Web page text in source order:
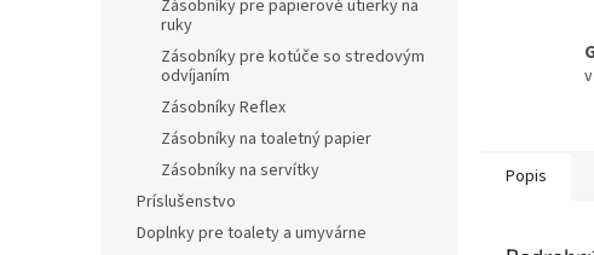
Zásobníky pre papierové utierky na
ruky
Zásobníky pre kotúče so stredovým
odvíjaním
Zásobníky Reflex
Zásobníky na toaletný papier
Zásobníky na servítky
Príslušenstvo
Doplnky pre toalety a umyvárne
Popis